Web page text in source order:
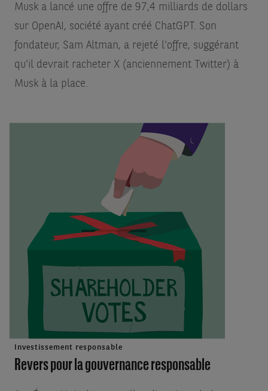
Musk a lancé une offre de 97,4 milliards de dollars
sur OpenAI, société ayant créé ChatGPT. Son
fondateur, Sam Altman, a rejeté l'offre, suggérant
qu'il devrait racheter X (anciennement Twitter) à
Musk à la place.
Investissement responsable
Revers pour la gouvernance responsable